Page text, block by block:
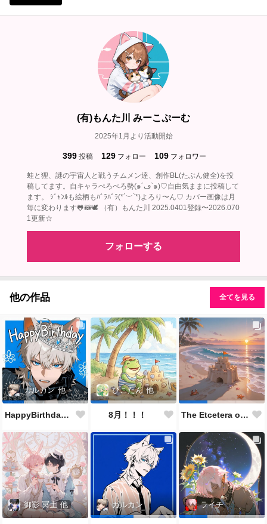
(有)もんた川 みーこぷーむ
2025年1月より活動開始
399 投稿 129 フォロー 109 フォロワー
蛙と狸、謎の宇宙人と戦うチムメン達、創作BL(たぶん健全)を投
稿してます。自キャラぺろぺろ勢(๑´ڡ`๑)♡自由気ままに投稿して
ます。 ｼﾞｬﾝﾙも絵柄もﾊﾞﾗﾊﾞﾗ(*´﹀`*)よろり〜ん♡ カバー画像は月
毎に変わります🐸🦝🕊‎ （有）もんた川 2025.0401登録〜2026.070
1更新☆
フォローする
他の作品 全てを見る
カルカン 他
HappyBirthdayカルくん🐱🎂✨👏🎉
ぴこたん 他
8月！！！ The Etcetera of the Sea and Crabs
御影 冥土 他 カルカン ライチ